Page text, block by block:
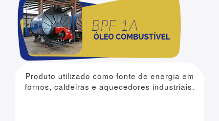
Produto utilizado como fonte de energia em
fornos, caldeiras e aquecedores industriais.